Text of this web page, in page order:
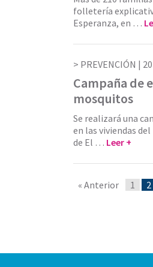
folletería
Esperanza, en …
PREVENCIÓN |
Campaña de
mosquitos
Se realizará una
en las viviendas del
de El … Leer +
« Anterior 1 2